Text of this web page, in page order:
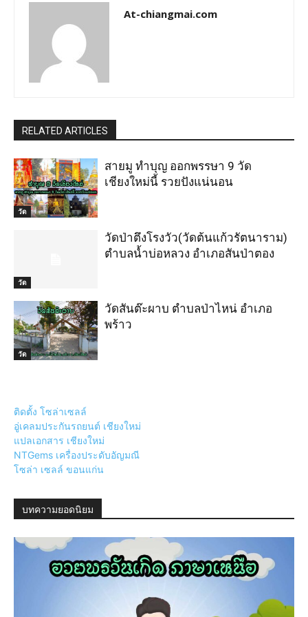
At-chiangmai.com
RELATED ARTICLES
วัด
สายมู ทำบุญ ออกพรรษา 9 วัด
เชียงใหม่นี้ รวยปังแน่นอน
วัด
วัดป่าตึงโรงวัว(วัดต้นแก้วรัตนาราม)
ตำบลน้ำบ่อหลวง อำเภอสันป่าตอง
วัด
วัดสันต๊ะผาบ ตำบลป่าไหน่ อำเภอ
พร้าว
ติดตั้ง โซล่าเซลล์
อู่เคลมประกันรถยนต์ เชียงใหม่
แปลเอกสาร เชียงใหม่
NTGems เครื่องประดับอัญมณี
โซล่า เซลล์ ขอนแก่น
บทความยอดนิยม